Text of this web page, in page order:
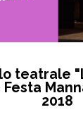
teatrale
2018